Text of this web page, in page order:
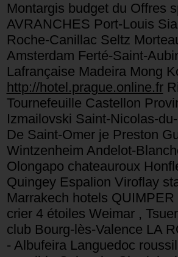
Montargis budget du Offres
AVRANCHES Port-Louis
Roche-Canillac Seltz
Amsterdam Ferté-Saint-
Lafrançaise Madeira Mong
http://hotel.prague.online.fr
Tournefeuille Castellon
Izmailovski Saint-Nicolas-
De Saint-Omer je Preston
Wintzenheim Andelot-
Olongapo chateauroux
Quingey Espalion Viroflay
Marrakech hotels
crier 4 étoiles Weimar ,
club Bourg-lès-Valence LA
- Albufeira Languedoc